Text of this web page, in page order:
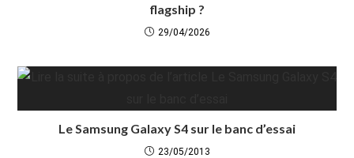
flagship ?
29/04/2026
Le Samsung Galaxy S4 sur le banc d’essai
23/05/2013